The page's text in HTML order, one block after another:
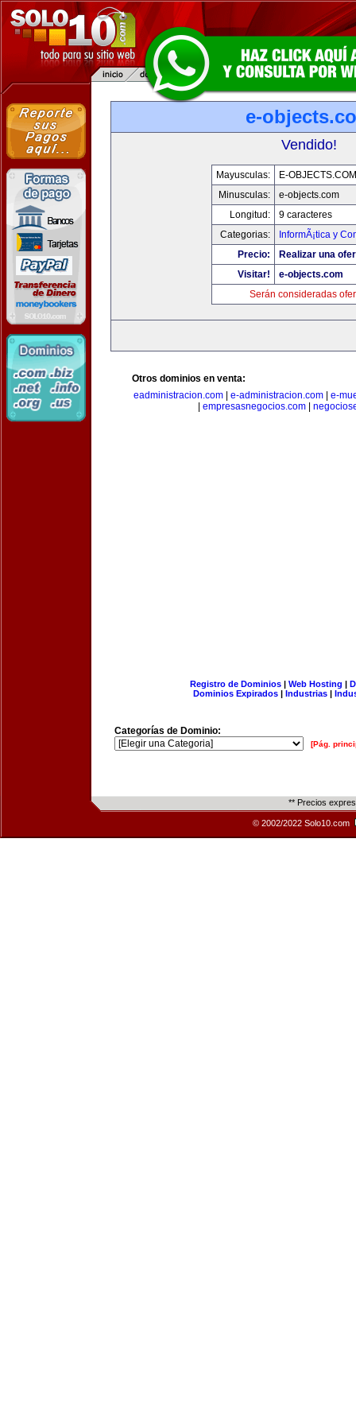
e-
Vendido!
Mayusculas:
E-OBJECTS.COM
Minusculas:
e-objects.com
Longitud:
9 caracteres
Categorias:
InformÃ¡tica y
Precio:
Realizar una
Visitar!
e-objects.com
Serán consideradas
Otros dominios en venta:
eadministracion.com| e-administracion.com| e-
empresasnegocios.com|
Registro de Dominios| Web Hosting |
Dominios Expirados | Industrias |
Categorías de Dominio:
[Pág.
** Precios
© 2002/2022 Solo10.com